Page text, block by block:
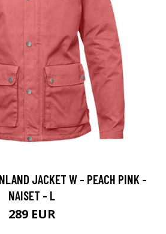
JACKET W - PEACH PINK -
NAISET - L
289 EUR